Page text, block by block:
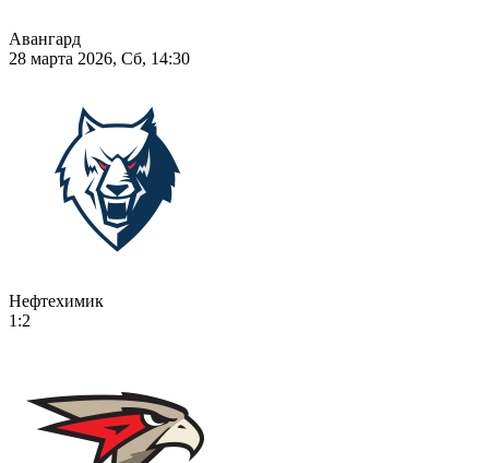
Авангард
28 марта 2026, Сб, 14:30
Нефтехимик
1:2